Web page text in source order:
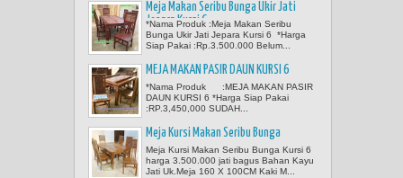
Meja Makan Seribu Bunga Ukir Jati
Jepara Kursi 6
*Nama Produk :Meja Makan Seribu
Bunga Ukir Jati Jepara Kursi 6 *Harga
Siap Pakai :Rp.3.500.000 Belum...
MEJA MAKAN PASIR DAUN KURSI 6
*Nama Produk :MEJA MAKAN PASIR
DAUN KURSI 6 *Harga Siap Pakai
:RP.3,450,000 SUDAH...
Meja Kursi Makan Seribu Bunga
Meja Kursi Makan Seribu Bunga Kursi 6
harga 3.500.000 jati bagus Bahan Kayu
Jati Uk.Meja 160 X 100CM Kaki M...